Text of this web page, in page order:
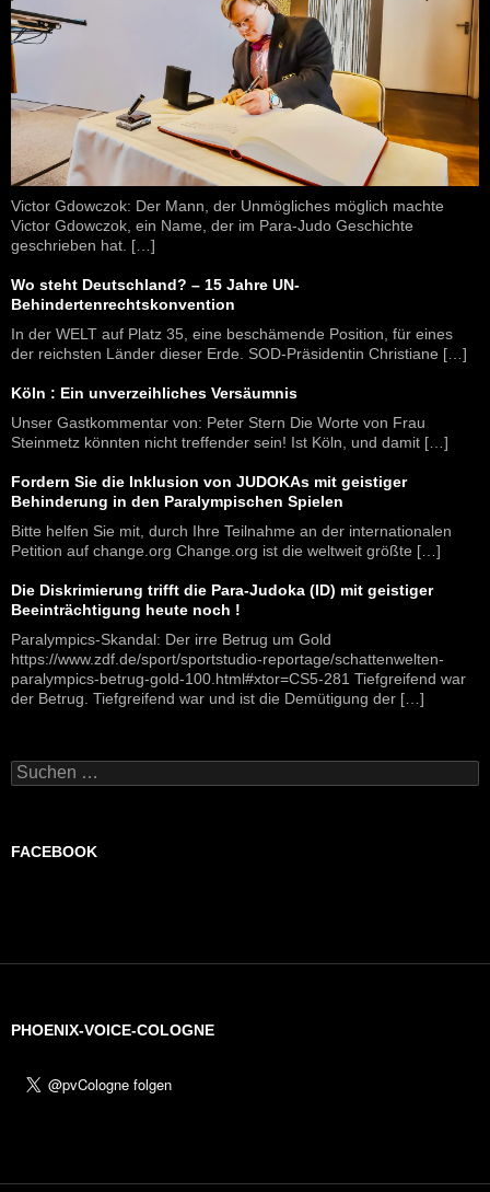
Victor Gdowczok: Der Mann, der Unmögliches möglich machte
Victor Gdowczok, ein Name, der im Para-Judo Geschichte
geschrieben hat. […]
Wo steht Deutschland? – 15 Jahre UN-
Behindertenrechtskonvention
In der WELT auf Platz 35, eine beschämende Position, für eines
der reichsten Länder dieser Erde. SOD-Präsidentin Christiane […]
Köln : Ein unverzeihliches Versäumnis
Unser Gastkommentar von: Peter Stern Die Worte von Frau
Steinmetz könnten nicht treffender sein! Ist Köln, und damit […]
Fordern Sie die Inklusion von JUDOKAs mit geistiger
Behinderung in den Paralympischen Spielen
Bitte helfen Sie mit, durch Ihre Teilnahme an der internationalen
Petition auf change.org Change.org ist die weltweit größte […]
Die Diskrimierung trifft die Para-Judoka (ID) mit geistiger
Beeinträchtigung heute noch !
Paralympics-Skandal: Der irre Betrug um Gold
https://www.zdf.de/sport/sportstudio-reportage/schattenwelten-
paralympics-betrug-gold-100.html#xtor=CS5-281 Tiefgreifend war
der Betrug. Tiefgreifend war und ist die Demütigung der […]
Suchen
nach:
FACEBOOK
PHOENIX-VOICE-COLOGNE